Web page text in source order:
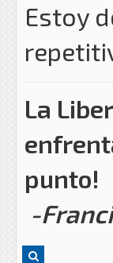
Estoy
La
punto!
-